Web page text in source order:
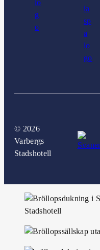
© 2026
Varbergs
Stadshotell